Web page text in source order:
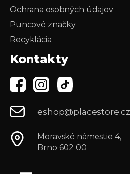
Ochrana osobných údajov
Puncové značky
Recyklácia
Kontakty
eshop@placestore.cz
Moravské námestie 4,
Brno 602 00